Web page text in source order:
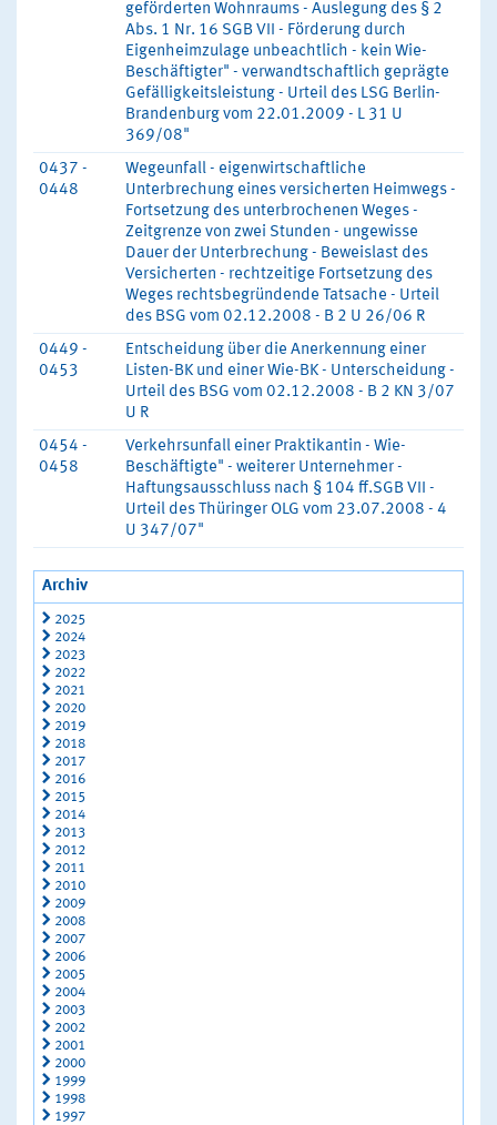
geförderten Wohnraums - Auslegung des § 2
Abs. 1 Nr. 16 SGB VII - Förderung durch
Eigenheimzulage unbeachtlich - kein Wie-
Beschäftigter" - verwandtschaftlich geprägte
Gefälligkeitsleistung - Urteil des LSG Berlin-
Brandenburg vom 22.01.2009 - L 31 U
369/08"
0437 -
0448
Wegeunfall - eigenwirtschaftliche
Unterbrechung eines versicherten Heimwegs -
Fortsetzung des unterbrochenen Weges -
Zeitgrenze von zwei Stunden - ungewisse
Dauer der Unterbrechung - Beweislast des
Versicherten - rechtzeitige Fortsetzung des
Weges rechtsbegründende Tatsache - Urteil
des BSG vom 02.12.2008 - B 2 U 26/06 R
0449 -
0453
Entscheidung über die Anerkennung einer
Listen-BK und einer Wie-BK - Unterscheidung -
Urteil des BSG vom 02.12.2008 - B 2 KN 3/07
U R
0454 -
0458
Verkehrsunfall einer Praktikantin - Wie-
Beschäftigte" - weiterer Unternehmer -
Haftungsausschluss nach § 104 ff.SGB VII -
Urteil des Thüringer OLG vom 23.07.2008 - 4
U 347/07"
Archiv
2025
2024
2023
2022
2021
2020
2019
2018
2017
2016
2015
2014
2013
2012
2011
2010
2009
2008
2007
2006
2005
2004
2003
2002
2001
2000
1999
1998
1997